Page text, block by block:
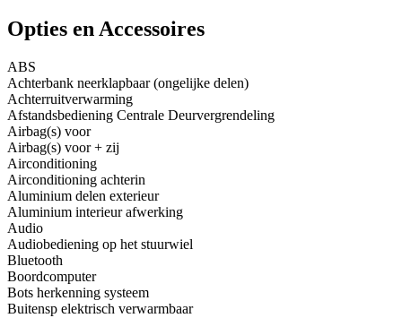
Opties en Accessoires
ABS
Achterbank neerklapbaar (ongelijke delen)
Achterruitverwarming
Afstandsbediening Centrale Deurvergrendeling
Airbag(s) voor
Airbag(s) voor + zij
Airconditioning
Airconditioning achterin
Aluminium delen exterieur
Aluminium interieur afwerking
Audio
Audiobediening op het stuurwiel
Bluetooth
Boordcomputer
Bots herkenning systeem
Buitensp elektrisch verwarmbaar